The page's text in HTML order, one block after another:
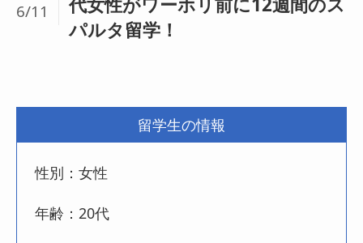
パルタ留学！
6/11
留学生の情報
性別：女性
年齢：20代